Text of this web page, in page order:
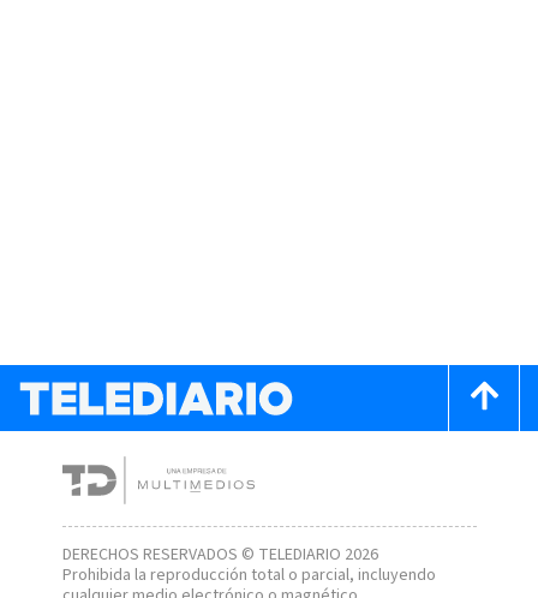
DERECHOS RESERVADOS © TELEDIARIO 2026
Prohibida la reproducción total o parcial, incluyendo